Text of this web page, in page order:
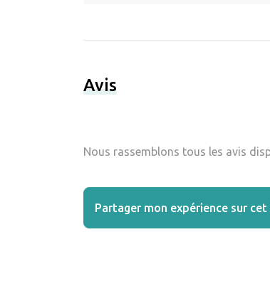
Avis
Nous rassemblons tous les avis
Partager mon expérience sur